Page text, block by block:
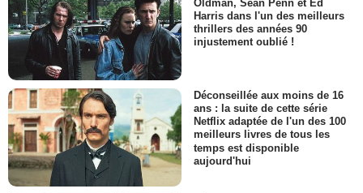
Oldman, Sean Penn et Ed
Harris dans l'un des meilleurs
thrillers des années 90
injustement oublié !
Déconseillée aux moins de 16
ans : la suite de cette série
Netflix adaptée de l'un des 100
meilleurs livres de tous les
temps est disponible
aujourd'hui